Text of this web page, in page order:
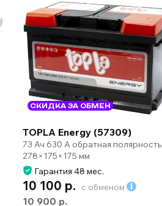
СКИДКА ЗА ОБМЕН
TOPLA Energy (57309)
73 Ач 630 А обратная полярность
278×175×175 мм
Гарантия 48 мес.
10 100 р. с обменом
10 900 р.